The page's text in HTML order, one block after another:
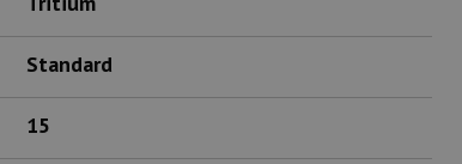
Standard
15